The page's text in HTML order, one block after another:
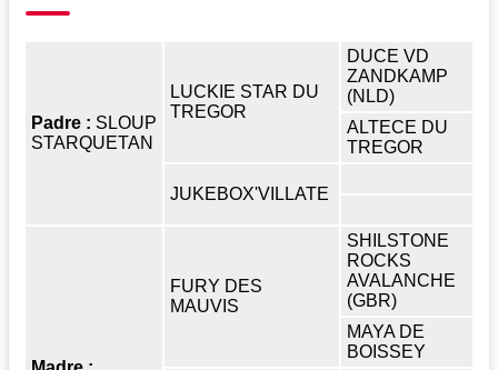
Padre : SLOUP
STARQUETAN
LUCKIE STAR DU
TREGOR
DUCE VD
ZANDKAMP
(NLD)
ALTECE DU
TREGOR
JUKEBOX'VILLATE
FURY DES
MAUVIS
SHILSTONE
ROCKS
AVALANCHE
(GBR)
MAYA DE
BOISSEY